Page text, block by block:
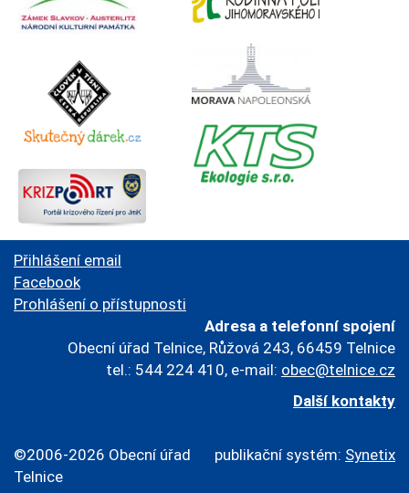
Přihlášení email
Facebook
Prohlášení o přístupnosti
Adresa a telefonní spojení
Obecní úřad Telnice, Růžová 243, 66459 Telnice
tel.: 544 224 410, e-mail: obec@telnice.cz
Další kontakty
publikační systém: Synetix
©2006-2026 Obecní úřad
Telnice